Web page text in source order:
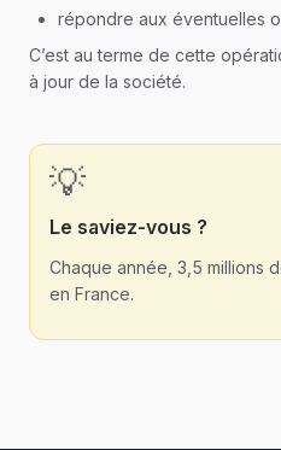
répondre aux éventuelles
C’est au terme de cette
à jour de la société.
💡
Le saviez-vous ?
Chaque année, 3,5 millions
en France.